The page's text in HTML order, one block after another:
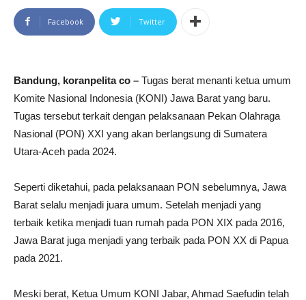
Facebook Twitter
Bandung, koranpelita co – Tugas berat menanti ketua umum
Komite Nasional Indonesia (KONI) Jawa Barat yang baru.
Tugas tersebut terkait dengan pelaksanaan Pekan Olahraga
Nasional (PON) XXI yang akan berlangsung di Sumatera
Utara-Aceh pada 2024.
Seperti diketahui, pada pelaksanaan PON sebelumnya, Jawa
Barat selalu menjadi juara umum. Setelah menjadi yang
terbaik ketika menjadi tuan rumah pada PON XIX pada 2016,
Jawa Barat juga menjadi yang terbaik pada PON XX di Papua
pada 2021.
Meski berat, Ketua Umum KONI Jabar, Ahmad Saefudin telah